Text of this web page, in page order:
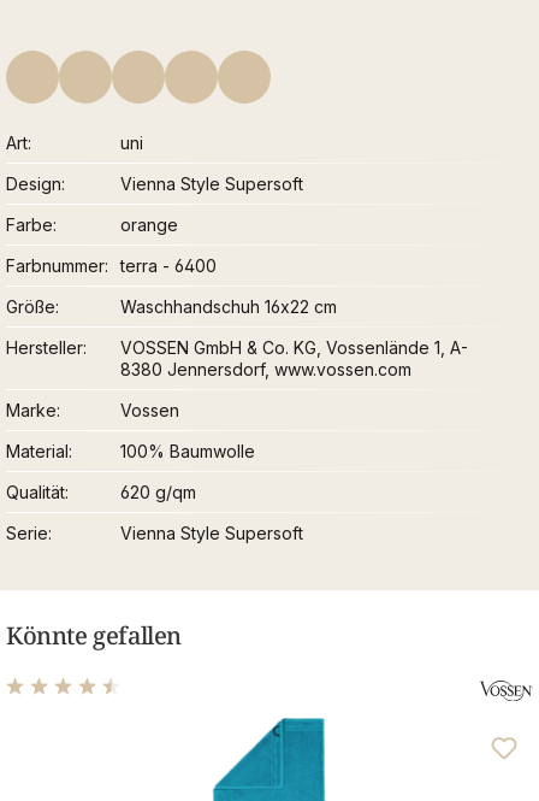
Art
uni
Design
Vienna Style Supersoft
Farbe
orange
Farbnummer
terra - 6400
Größe
Waschhandschuh 16x22 cm
Hersteller
VOSSEN GmbH & Co. KG, Vossenlände 1, A-
8380 Jennersdorf, www.vossen.com
Marke
Vossen
Material
100% Baumwolle
Qualität
620 g/qm
Serie
Vienna Style Supersoft
Könnte gefallen
Durchschnittliche Bewertung von 4.46 von 5 Sternen